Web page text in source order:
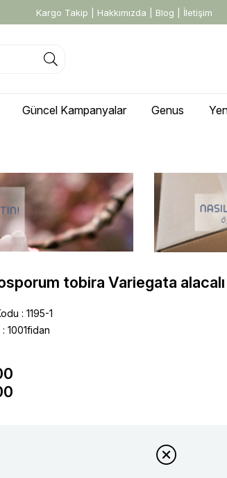
Kargo Takip Hakkımızda Blog İletişim
Güncel Kampanyalar Genus
tobira Variegata
1195-1
: 1001fidan